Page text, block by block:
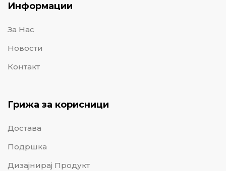
Информации
За Нас
Новости
Контакт
Грижа за корисници
Достава
Подршка
Дизајнирај Продукт